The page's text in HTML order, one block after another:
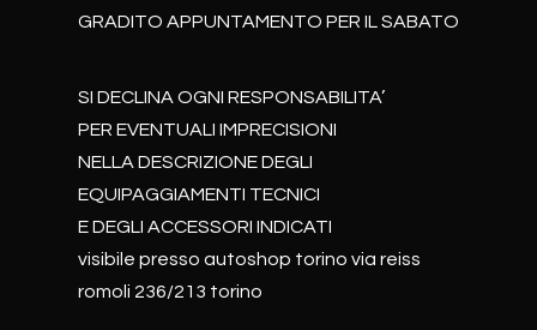
GRADITO APPUNTAMENTO PER IL SABATO
SI DECLINA OGNI RESPONSABILITA’
PER EVENTUALI IMPRECISIONI
NELLA DESCRIZIONE DEGLI
EQUIPAGGIAMENTI TECNICI
E DEGLI ACCESSORI INDICATI
visibile presso autoshop torino via reiss
romoli 236/213 torino